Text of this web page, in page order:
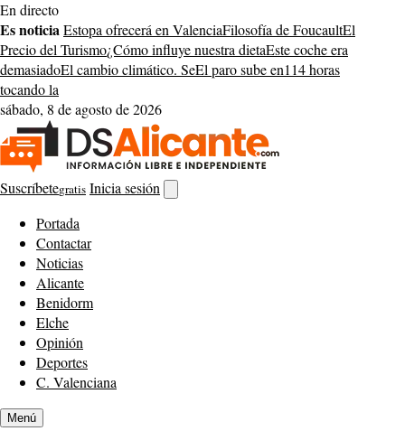
Saltar
al
contenido
En directo
Es noticiaEstopa ofrecerá en ValenciaFilosofía de FoucaultEl
Precio del Turismo¿Cómo influye nuestra dietaEste coche era
demasiadoEl cambio climático. SeEl paro sube en114 horas
tocando la
sábado, 8 de agosto de 2026
Suscríbetegratis Inicia sesión
buscador
Portada
Contactar
Noticias
Alicante
Benidorm
Elche
Opinión
Deportes
C. Valenciana
Menú